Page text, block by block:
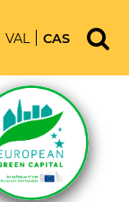
VAL CAS